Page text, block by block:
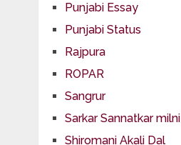
Punjabi Essay
Punjabi Status
Rajpura
ROPAR
Sangrur
Sarkar Sannatkar milni
Shiromani Akali Dal